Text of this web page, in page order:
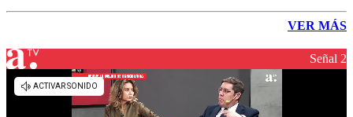
VER MÁS
Señal 2